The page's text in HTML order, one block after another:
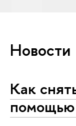
Новости
Как